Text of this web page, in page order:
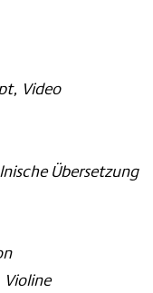
Video
Übersetzung
Violine